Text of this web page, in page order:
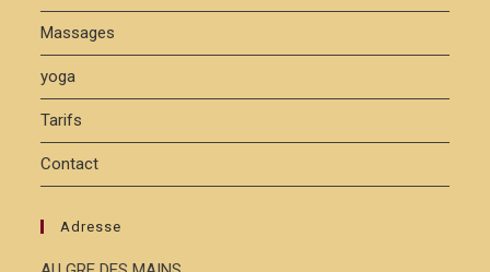
Massages
yoga
Tarifs
Contact
Adresse